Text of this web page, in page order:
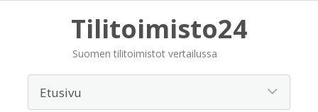
Tilitoimisto24
Suomen tilitoimistot vertailussa